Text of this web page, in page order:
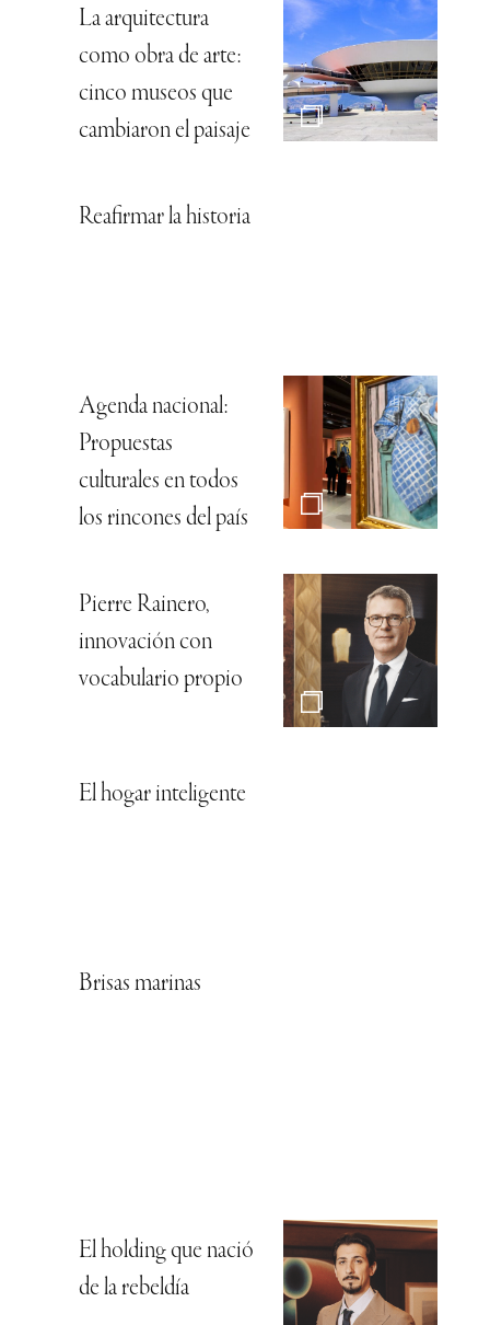
La arquitectura
como obra de arte:
cinco museos que
cambiaron el paisaje
Reafirmar la historia
Agenda nacional:
Propuestas
culturales en todos
los rincones del país
Pierre Rainero,
innovación con
vocabulario propio
El hogar inteligente
Brisas marinas
El holding que nació
de la rebeldía